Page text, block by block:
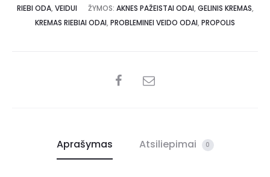
RIEBI ODA, VEIDUI ŽYMOS: AKNES PAŽEISTAI ODAI, GELINIS KREMAS,
KREMAS RIEBIAI ODAI, PROBLEMINEI VEIDO ODAI, PROPOLIS
Aprašymas Atsiliepimai 0